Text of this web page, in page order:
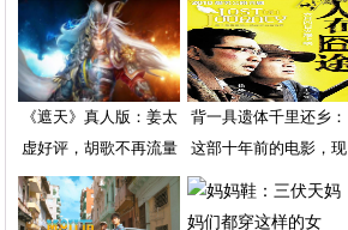
《遮天》真人版：姜太
虚好评，胡歌不再流量
背一具遗体千里还乡：
这部十年前的电影，现